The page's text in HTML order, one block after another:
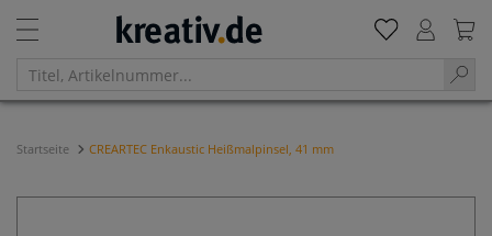
Startseite CREARTEC Enkaustic Heißmalpinsel, 41 mm